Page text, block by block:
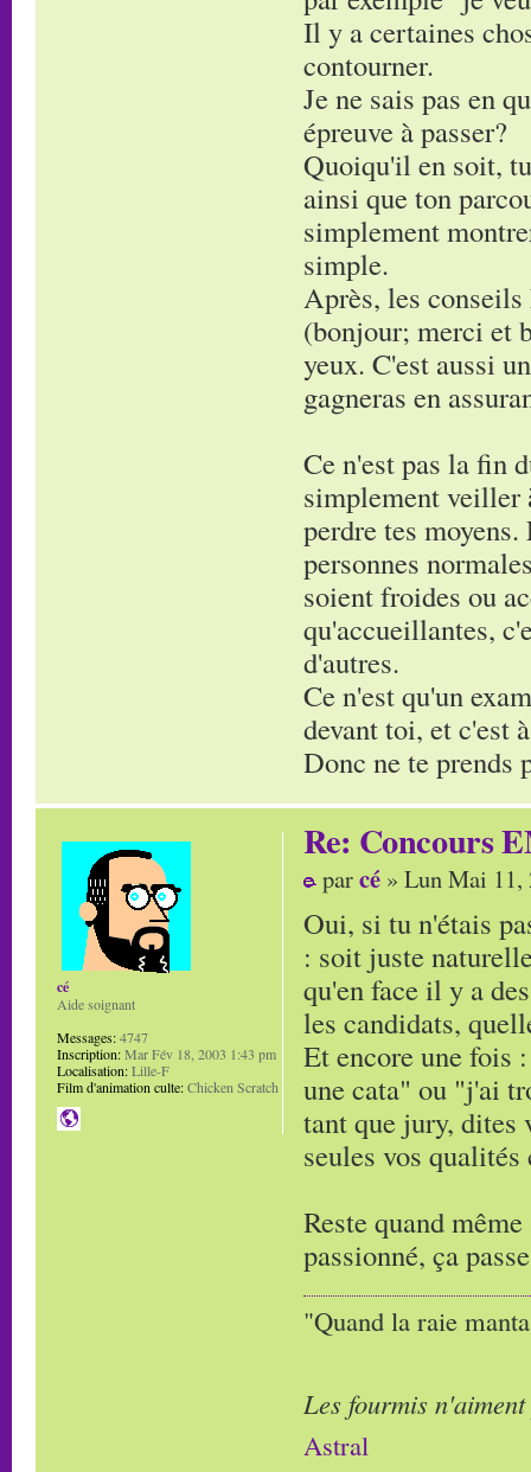
Il y a certaines
contourner.
Je ne sais pas en
épreuve à passer?
Quoiqu'il en soit,
ainsi que ton
simplement
simple.
Après, les
(bonjour; merci et
yeux. C'est aussi
gagneras en
Ce n'est pas la fin
simplement veiller
perdre tes
personnes
soient froides ou
qu'accueillantes,
d'autres.
Ce n'est qu'un
devant toi, et c'est
Donc ne te prends
Re: Concours
parcé » Lun Mai 11,
Oui, si tu n'étais
: soit juste
qu'en face il y a
les candidats,
Et encore une fois
une cata" ou "j'ai
tant que jury, dites
seules vos
Reste quand
passionné, ça
"Quand la raie
Les fourmis
Astral
cé
Aide soignant
Messages:4747
Inscription:Mar Fév 18, 2003 1:43 pm
Localisation:Lille-F
Film d'animation culte:Chicken Scratch